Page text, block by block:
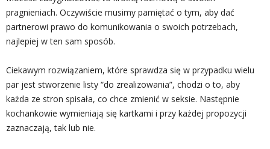
pragnieniach. Oczywiście musimy pamiętać o tym, aby dać
partnerowi prawo do komunikowania o swoich potrzebach,
najlepiej w ten sam sposób.
Ciekawym rozwiązaniem, które sprawdza się w przypadku wielu
par jest stworzenie listy “do zrealizowania”, chodzi o to, aby
każda ze stron spisała, co chce zmienić w seksie. Następnie
kochankowie wymieniają się kartkami i przy każdej propozycji
zaznaczają, tak lub nie.